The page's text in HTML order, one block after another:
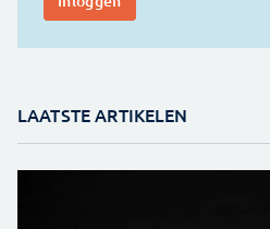
LAATSTE ARTIKELEN